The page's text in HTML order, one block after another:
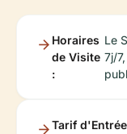
Horaires
de Visite
:
Le
7j/
Tarif d'Entrée